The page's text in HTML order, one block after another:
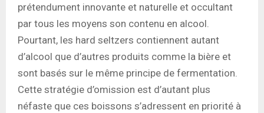
prétendument innovante et naturelle et occultant
par tous les moyens son contenu en alcool.
Pourtant, les hard seltzers contiennent autant
d’alcool que d’autres produits comme la bière et
sont basés sur le même principe de fermentation.
Cette stratégie d’omission est d’autant plus
néfaste que ces boissons s’adressent en priorité à